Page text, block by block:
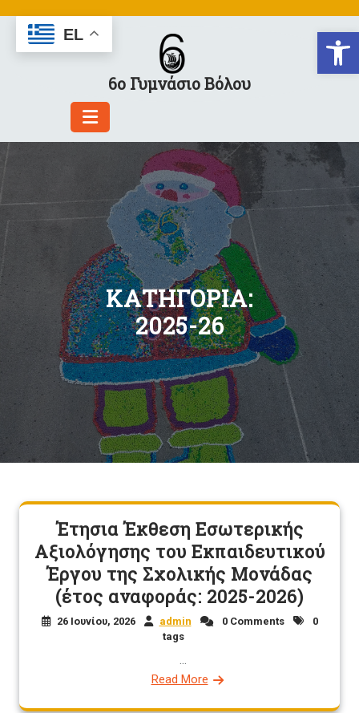
content
6ο Γυμνάσιο Βόλου
ΚΑΤΗΓΟΡΊΑ:
2025-26
Έτησια Έκθεση Εσωτερικής
Αξιολόγησης του Εκπαιδευτικού
Έργου της Σχολικής Μονάδας
(έτος αναφοράς: 2025-2026)
26 Ιουνίου, 2026 admin 0 Comments
0
tags
...
Read More
EL